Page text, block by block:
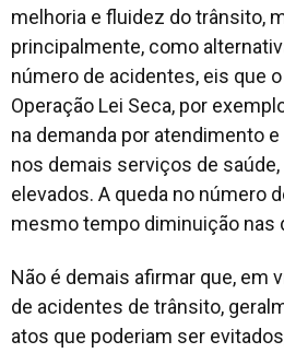
melhoria e fluidez do trânsito,
principalmente, como
número de acidentes, eis que
Operação Lei Seca, por
na demanda por atendimento
nos demais serviços de
elevados. A queda no número
mesmo tempo diminuição nas
Não é demais afirmar que, em
de acidentes de trânsito,
atos que poderiam ser